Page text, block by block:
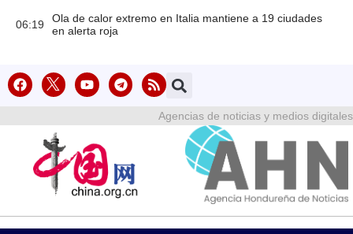
06:19
Ola de calor extremo en Italia mantiene a 19 ciudades
en alerta roja
Agencias de noticias y medios digitales